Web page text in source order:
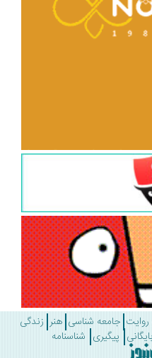
جامعه شناسی هنر زندگی
پیگیری شناسنامه